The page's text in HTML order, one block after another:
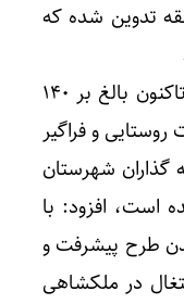
تدوین شده که
وی با بیان اینکه از ابتدای امسال تاکنون بالغ بر ۱۴۰
و فراگیر
شهرستان
افزود: با
طرح پیشرفت و
در ملکشاهی